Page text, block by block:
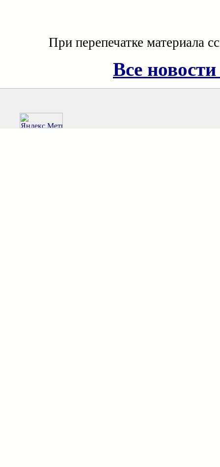
При перепечатке материала
Все